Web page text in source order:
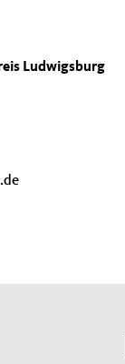
Ludwigsburg